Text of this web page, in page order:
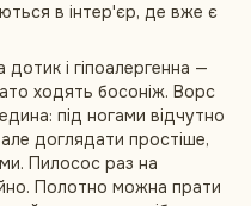
в інтер'єр, де вже є
і гіпоалергенна —
ходять босоніж. Ворс
під ногами відчутно
доглядати простіше,
Пилосос раз на
Полотно можна прати